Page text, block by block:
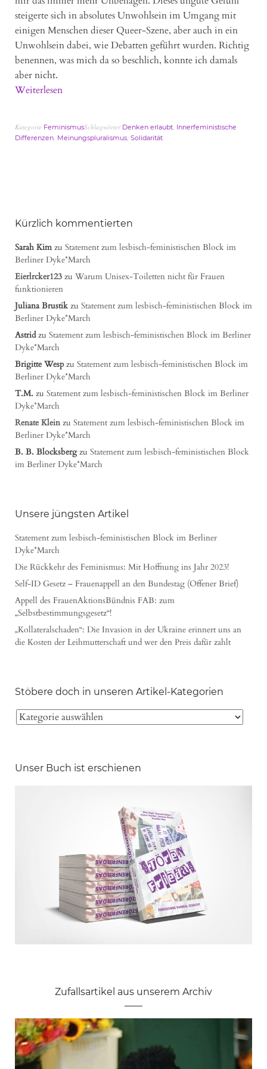
steigerte sich in absolutes Unwohlsein im Umgang mit
einigen Menschen dieser Queer-Szene, aber auch in ein
Unwohlsein dabei, wie Debatten geführt wurden. Richtig
benennen, was mich da so beschlich, konnte ich damals
aber nicht.
Weiterlesen
Kategorie FeminismusSchlagwörter Denken erlaubt, Innerfeministische
Differenzen, Meinungspluralismus, Solidarität
Kürzlich kommentierten
Sarah Kimzu Statement zum lesbisch-feministischen Block im
Berliner Dyke*March
Eierlrcker123 zu Warum Unisex-Toiletten nicht für Frauen
funktionieren
Juliana Brustik zu Statement zum lesbisch-feministischen Block im
Berliner Dyke*March
Astridzu Statement zum lesbisch-feministischen Block im Berliner
Dyke*March
Brigitte Wespzu Statement zum lesbisch-feministischen Block im
Berliner Dyke*March
T.M. zu Statement zum lesbisch-feministischen Block im Berliner
Dyke*March
Renate Kleinzu Statement zum lesbisch-feministischen Block im
Berliner Dyke*March
B. B. Blocksbergzu Statement zum lesbisch-feministischen Block
im Berliner Dyke*March
Unsere jüngsten Artikel
Statement zum lesbisch-feministischen Block im Berliner
Dyke*March
Die Rückkehr des Feminismus: Mit Hoffnung ins Jahr 2023!
Self-ID Gesetz – Frauenappell an den Bundestag (Offener Brief)
Appell des FrauenAktionsBündnis FAB: zum
„Selbstbestimmungsgesetz“!
„Kollateralschaden“: Die Invasion in der Ukraine erinnert uns an
die Kosten der Leihmutterschaft und wer den Preis dafür zahlt
Stöbere doch in unseren Artikel-Kategorien
Unser Buch ist erschienen
Zufallsartikel aus unserem Archiv